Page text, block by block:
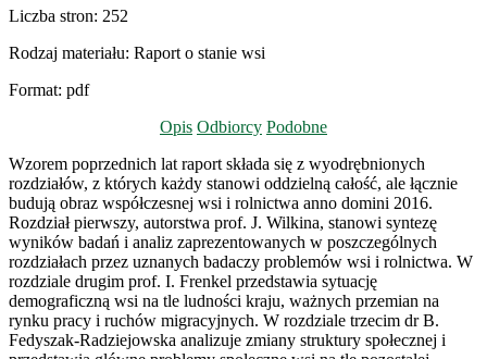
Liczba stron: 252
Rodzaj materiału: Raport o stanie wsi
Format: pdf
Opis Odbiorcy Podobne
Wzorem poprzednich lat raport składa się z wyodrębnionych
rozdziałów, z których każdy stanowi oddzielną całość, ale łącznie
budują obraz współczesnej wsi i rolnictwa anno domini 2016.
Rozdział pierwszy, autorstwa prof. J. Wilkina, stanowi syntezę
wyników badań i analiz zaprezentowanych w poszczególnych
rozdziałach przez uznanych badaczy problemów wsi i rolnictwa. W
rozdziale drugim prof. I. Frenkel przedstawia sytuację
demograficzną wsi na tle ludności kraju, ważnych przemian na
rynku pracy i ruchów migracyjnych. W rozdziale trzecim dr B.
Fedyszak-Radziejowska analizuje zmiany struktury społecznej i